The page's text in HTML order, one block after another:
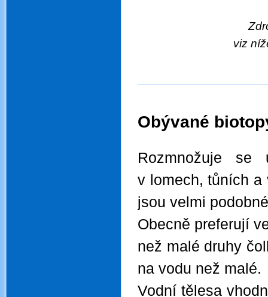
viz
Obývané
Rozmnožuje
v lomech, tůních a
jsou velmi
Obecně preferují
než malé druhy
na vodu než malé.
Vodní tělesa